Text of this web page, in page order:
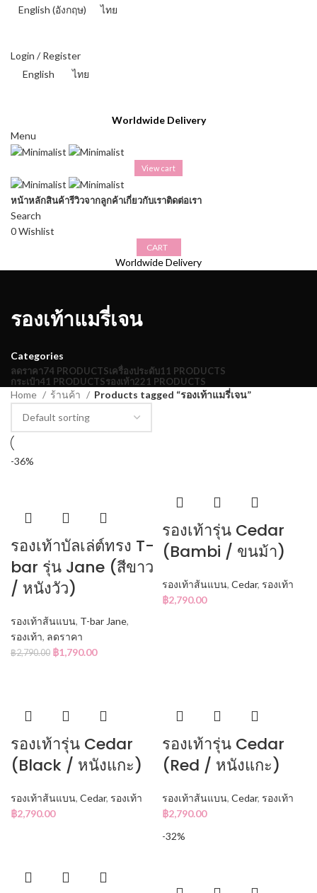
English (อังกฤษ) ไทย
Login / Register
English
ไทย
Worldwide Delivery
Menu
View cart
หน้าหลักสินค้ารีวิวจากลูกค้าเกี่ยวกับเราติดต่อเรา
Search
0Wishlist
CART
Worldwide Delivery
รองเท้าแมรี่เจน
Categories
ลดราคา74 PRODUCTSเครื่องประดับ11 PRODUCTS
กระเป๋า41 PRODUCTSรองเท้า221 PRODUCTS
Home ร้านค้า Products tagged “รองเท้าแมรี่เจน”
-36%
รองเท้าบัลเล่ต์ทรง T-
bar รุ่น Jane (สีขาว
/ หนังวัว)
รองเท้าส้นแบน, T-bar Jane,
รองเท้า, ลดราคา
฿2,790.00 ฿1,790.00
รองเท้ารุ่น Cedar
(Bambi / ขนม้า)
รองเท้าส้นแบน, Cedar, รองเท้า
฿2,790.00
รองเท้ารุ่น Cedar
(Black / หนังแกะ)
รองเท้าส้นแบน, Cedar, รองเท้า
฿2,790.00
รองเท้ารุ่น Cedar
(Red / หนังแกะ)
รองเท้าส้นแบน, Cedar, รองเท้า
฿2,790.00
-32%